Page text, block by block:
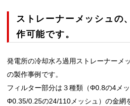
ストレーナーメッシュの
作可能です。
発電所の冷却水ろ過用ストレーナーメ
の製作事例です。
フィルター部分は３種類（Φ0.8の4メ
Φ0.35/0.25の24/110メッシュ）の金網